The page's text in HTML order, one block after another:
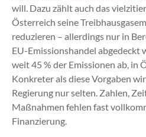
will. Dazu zählt auch das
Österreich seine
reduzieren – allerdings nur in
EU-Emissionshandel abgedeckt
weit 45 % der Emissionen ab, in
Konkreter als diese Vorgaben
Regierung nur selten. Zahlen,
Maßnahmen fehlen fast
Finanzierung.